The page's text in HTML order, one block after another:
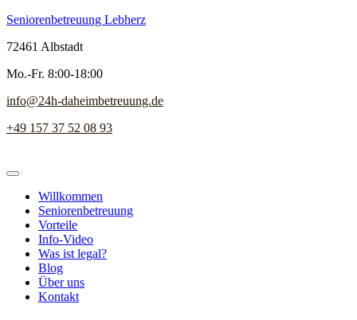
Seniorenbetreuung Lebherz
72461 Albstadt
Mo.-Fr. 8:00-18:00
info@24h-daheimbetreuung.de
+49 157 37 52 08 93
Willkommen
Seniorenbetreuung
Vorteile
Info-Video
Was ist legal?
Blog
Über uns
Kontakt